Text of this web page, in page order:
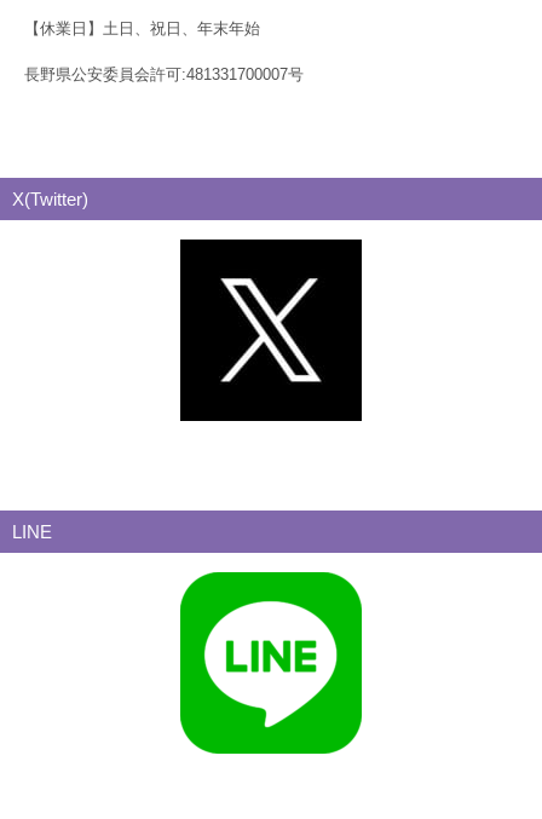
【休業日】土日、祝日、年末年始
長野県公安委員会許可:481331700007号
X(Twitter)
LINE